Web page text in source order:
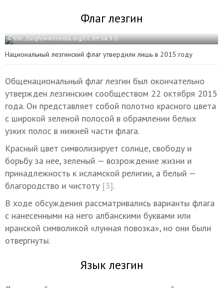
Флаг лезгин
Фото: Zurgh/wikimedia.org/CC BY-SA 3.0
Национальный лезгинский флаг утвердили лишь в 2015 году
Общенациональный флаг лезгин был окончательно
утвержден лезгинским сообществом 22 октября 2015
года. Он представляет собой полотно красного цвета
с широкой зеленой полосой в обрамлении белых
узких полос в нижней части флага.
Красный цвет символизирует солнце, свободу и
борьбу за нее, зеленый — возрождение жизни и
принадлежность к исламской религии, а белый —
благородство и чистоту [3].
В ходе обсуждения рассматривались варианты флага
с нанесенными на него албанскими буквами или
иранской символикой «лунная повозка», но они были
отвергнуты.
Язык лезгин